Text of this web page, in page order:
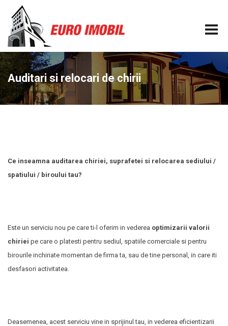
Auditari si relocari de chirii
Ce inseamna auditarea chiriei, suprafetei si relocarea sediului /
spatiului / biroului tau?
Este un serviciu nou pe care ti-l oferim in vederea optimizarii valorii
chiriei pe care o platesti pentru sediul, spatiile comerciale si pentru
birourile inchiriate momentan de firma ta, sau de tine personal, in care iti
desfasori activitatea.
Deasemenea, acest serviciu vine in sprijinul tau, in vederea eficientizarii